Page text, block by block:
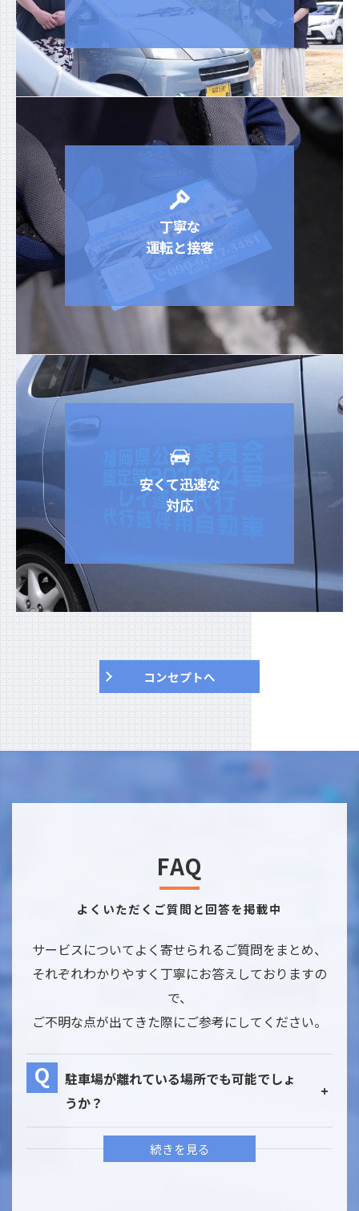
丁寧な
運転と接客
安くて迅速な
対応
コンセプトへ
FAQ
よくいただくご質問と回答を掲載中
サービスについてよく寄せられるご質問をまとめ、
それぞれわかりやすく丁寧にお答えしておりますの
で、
ご不明な点が出てきた際にご参考にしてください。
駐車場が離れている場所でも可能でしょ
うか？